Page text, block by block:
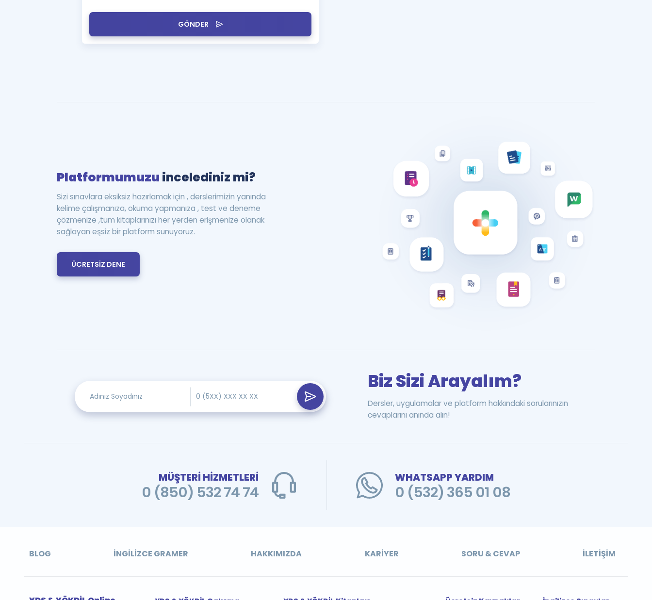
GÖNDER
Platformumuzu incelediniz mi?
Sizi sınavlara eksiksiz hazırlamak için , derslerimizin yanında
kelime çalışmanıza, okuma yapmanıza , test ve deneme
çözmenize ,tüm kitaplarınızı her yerden erişmenize olanak
sağlayan eşsiz bir platform sunuyoruz.
ÜCRETSİZ DENE
Biz Sizi Arayalım?
Dersler, uygulamalar ve platform hakkındaki sorularınızın
cevaplarını anında alın!
MÜŞTERİ HİZMETLERİ
0 (850) 532 74 74
WHATSAPP YARDIM
0 (532) 365 01 08
BLOG İNGILIZCE GRAMER HAKKIMIZDA KARIYER SORU & CEVAP İLETIŞIM